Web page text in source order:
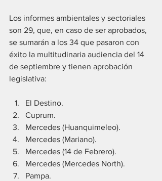
Los informes ambientales y sectoriales
son 29, que, en caso de ser aprobados,
se sumarán a los 34 que pasaron con
éxito la multitudinaria audiencia del 14
de septiembre y tienen aprobación
legislativa:
El Destino.
Cuprum.
Mercedes (Huanquimeleo).
Mercedes (Mariano).
Mercedes (14 de Febrero).
Mercedes (Mercedes North).
Pampa.